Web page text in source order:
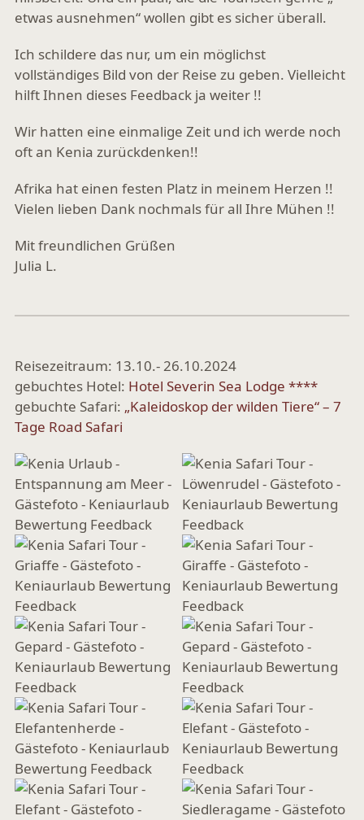
etwas ausnehmen“ wollen gibt es sicher überall.
Ich schildere das nur, um ein möglichst
vollständiges Bild von der Reise zu geben. Vielleicht
hilft Ihnen dieses Feedback ja weiter !!
Wir hatten eine einmalige Zeit und ich werde noch
oft an Kenia zurückdenken!!
Afrika hat einen festen Platz in meinem Herzen !!
Vielen lieben Dank nochmals für all Ihre Mühen !!
Mit freundlichen Grüßen
Julia L.
Reisezeitraum: 13.10.- 26.10.2024
gebuchtes Hotel: Hotel Severin Sea Lodge ****
gebuchte Safari: „Kaleidoskop der wilden Tiere“ – 7
Tage Road Safari